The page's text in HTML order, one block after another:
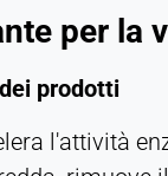
per la
prodotti
l'attività